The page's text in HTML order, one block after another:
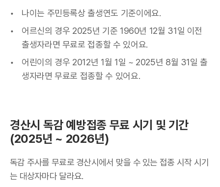
나이는 주민등록상 출생연도 기준이에요.
어르신의 경우 2025년 기준 1960년 12월 31일 이전
출생자라면 무료로 접종할 수 있어요.
어린이의 경우 2012년 1월 1일 ~ 2025년 8월 31일 출
생자라면 무료로 접종할 수 있어요.
경산시 독감 예방접종 무료 시기 및 기간
(2025년 ~ 2026년)
독감 주사를 무료로 경산시에서 맞을 수 있는 접종 시작 시기
는 대상자마다 달라요.